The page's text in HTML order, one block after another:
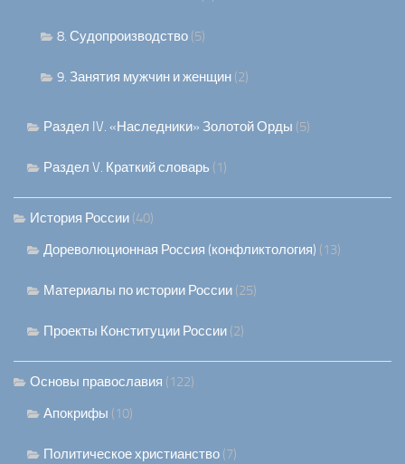
8. Судопроизводство (5)
9. Занятия мужчин и женщин (2)
Раздел IV. «Наследники» Золотой Орды (5)
Раздел V. Краткий словарь (1)
История России (40)
Дореволюционная Россия (конфликтология) (13)
Материалы по истории России (25)
Проекты Конституции России (2)
Основы православия (122)
Апокрифы (10)
Политическое христианство (7)